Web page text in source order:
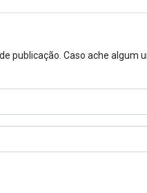
publicação. Caso ache algum